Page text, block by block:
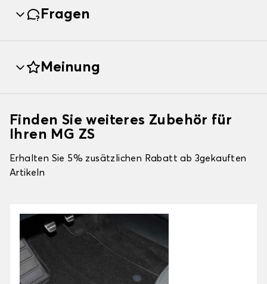
Fragen
Meinung
Finden Sie weiteres Zubehör für
Ihren MG ZS
Erhalten Sie 5% zusätzlichen Rabatt ab 3gekauften
Artikeln